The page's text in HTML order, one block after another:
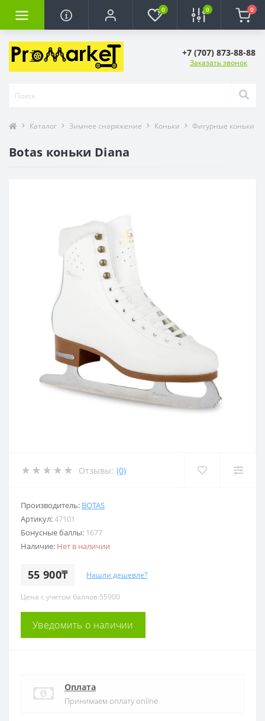
0 0 0
+7 (707) 873-88-88
Заказать звонок
Каталог Зимнее снаряжение Коньки Фигурные коньки
Botas коньки Diana
Отзывы: (0)
Производитель: BOTAS
Артикул:47101
Бонусные баллы: 1677
Наличие: Нет в наличии
55 900₸ Нашли дешевле?
Цена с учетом баллов:55900
Уведомить о наличии
Оплата
Принимаем оплату online